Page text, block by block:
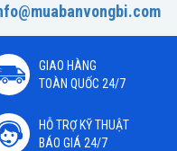
GIAO HÀNG
TOÀN QUỐC 24/7
HỖ TRỢ KỸ THUẬT
BÁO GIÁ 24/7